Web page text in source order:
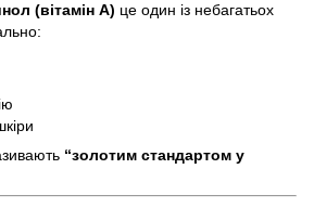
(вітамін A) це один із небагатьох
“золотим стандартом у